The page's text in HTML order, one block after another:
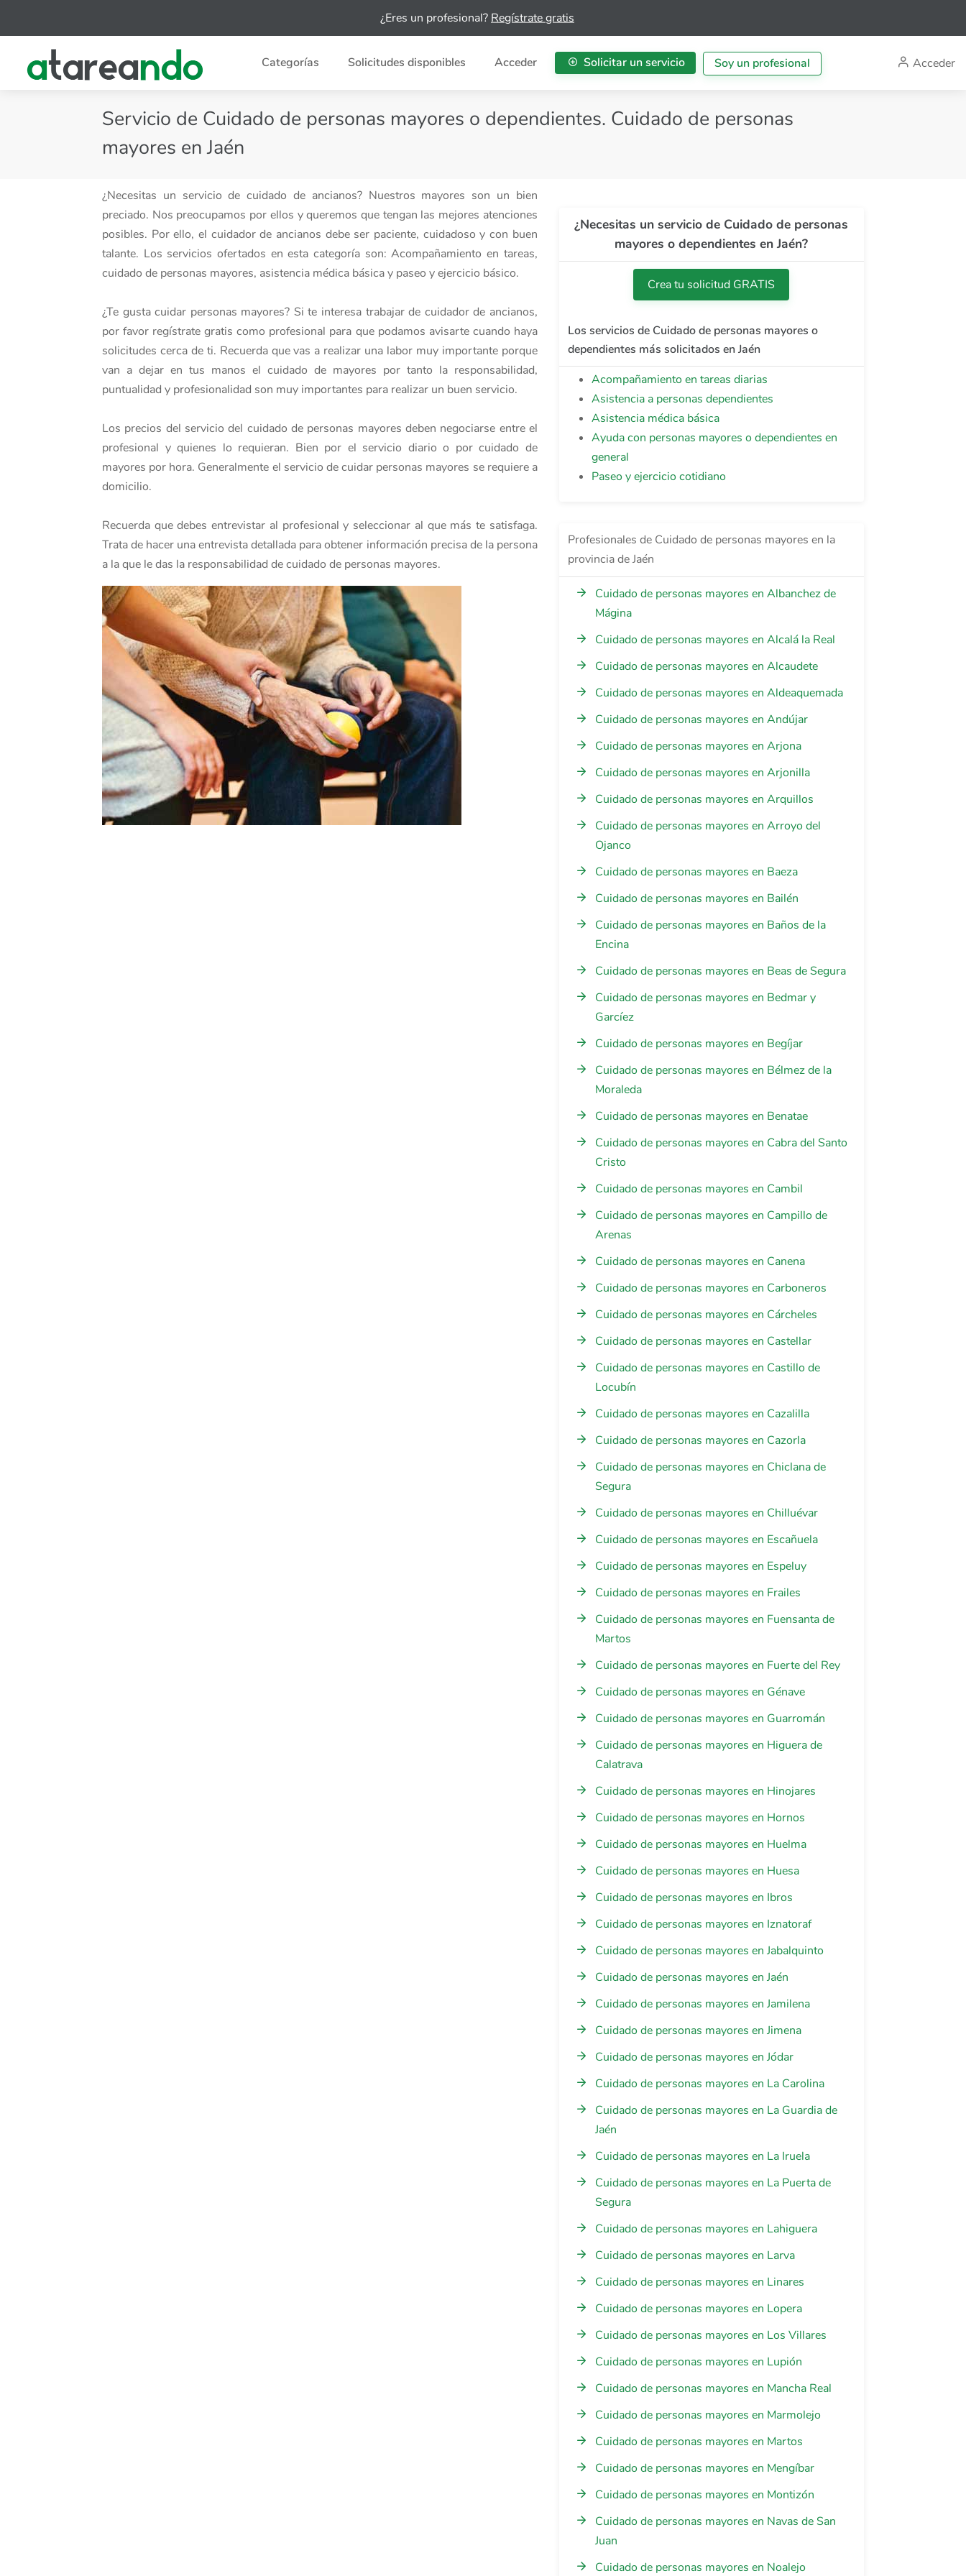
¿Eres un profesional?Regístrate gratis
Categorías Solicitudes disponibles Acceder Solicitar un servicio Soy un profesional Acceder
Servicio de Cuidado de personas mayores o dependientes. Cuidado de personas
mayores en Jaén
¿Necesitas un servicio de cuidado de ancianos? Nuestros mayores son un bien
preciado. Nos preocupamos por ellos y queremos que tengan las mejores atenciones
posibles. Por ello, el cuidador de ancianos debe ser paciente, cuidadoso y con buen
talante. Los servicios ofertados en esta categoría son: Acompañamiento en tareas,
cuidado de personas mayores, asistencia médica básica y paseo y ejercicio básico.
¿Te gusta cuidar personas mayores? Si te interesa trabajar de cuidador de ancianos,
por favor regístrate gratis como profesional para que podamos avisarte cuando haya
solicitudes cerca de ti. Recuerda que vas a realizar una labor muy importante porque
van a dejar en tus manos el cuidado de mayores por tanto la responsabilidad,
puntualidad y profesionalidad son muy importantes para realizar un buen servicio.
Los precios del servicio del cuidado de personas mayores deben negociarse entre el
profesional y quienes lo requieran. Bien por el servicio diario o por cuidado de
mayores por hora. Generalmente el servicio de cuidar personas mayores se requiere a
domicilio.
Recuerda que debes entrevistar al profesional y seleccionar al que más te satisfaga.
Trata de hacer una entrevista detallada para obtener información precisa de la persona
a la que le das la responsabilidad de cuidado de personas mayores.
¿Necesitas un servicio de Cuidado de personas
mayores o dependientes en Jaén?
Crea tu solicitud GRATIS
Los servicios de Cuidado de personas mayores o
dependientes más solicitados en Jaén
Acompañamiento en tareas diarias
Asistencia a personas dependientes
Asistencia médica básica
Ayuda con personas mayores o dependientes en
general
Paseo y ejercicio cotidiano
Profesionales de Cuidado de personas mayores en la
provincia de Jaén
Cuidado de personas mayores en Albanchez de
Mágina
Cuidado de personas mayores en Alcalá la Real
Cuidado de personas mayores en Alcaudete
Cuidado de personas mayores en Aldeaquemada
Cuidado de personas mayores en Andújar
Cuidado de personas mayores en Arjona
Cuidado de personas mayores en Arjonilla
Cuidado de personas mayores en Arquillos
Cuidado de personas mayores en Arroyo del
Ojanco
Cuidado de personas mayores en Baeza
Cuidado de personas mayores en Bailén
Cuidado de personas mayores en Baños de la
Encina
Cuidado de personas mayores en Beas de Segura
Cuidado de personas mayores en Bedmar y
Garcíez
Cuidado de personas mayores en Begíjar
Cuidado de personas mayores en Bélmez de la
Moraleda
Cuidado de personas mayores en Benatae
Cuidado de personas mayores en Cabra del Santo
Cristo
Cuidado de personas mayores en Cambil
Cuidado de personas mayores en Campillo de
Arenas
Cuidado de personas mayores en Canena
Cuidado de personas mayores en Carboneros
Cuidado de personas mayores en Cárcheles
Cuidado de personas mayores en Castellar
Cuidado de personas mayores en Castillo de
Locubín
Cuidado de personas mayores en Cazalilla
Cuidado de personas mayores en Cazorla
Cuidado de personas mayores en Chiclana de
Segura
Cuidado de personas mayores en Chilluévar
Cuidado de personas mayores en Escañuela
Cuidado de personas mayores en Espeluy
Cuidado de personas mayores en Frailes
Cuidado de personas mayores en Fuensanta de
Martos
Cuidado de personas mayores en Fuerte del Rey
Cuidado de personas mayores en Génave
Cuidado de personas mayores en Guarromán
Cuidado de personas mayores en Higuera de
Calatrava
Cuidado de personas mayores en Hinojares
Cuidado de personas mayores en Hornos
Cuidado de personas mayores en Huelma
Cuidado de personas mayores en Huesa
Cuidado de personas mayores en Ibros
Cuidado de personas mayores en Iznatoraf
Cuidado de personas mayores en Jabalquinto
Cuidado de personas mayores en Jaén
Cuidado de personas mayores en Jamilena
Cuidado de personas mayores en Jimena
Cuidado de personas mayores en Jódar
Cuidado de personas mayores en La Carolina
Cuidado de personas mayores en La Guardia de
Jaén
Cuidado de personas mayores en La Iruela
Cuidado de personas mayores en La Puerta de
Segura
Cuidado de personas mayores en Lahiguera
Cuidado de personas mayores en Larva
Cuidado de personas mayores en Linares
Cuidado de personas mayores en Lopera
Cuidado de personas mayores en Los Villares
Cuidado de personas mayores en Lupión
Cuidado de personas mayores en Mancha Real
Cuidado de personas mayores en Marmolejo
Cuidado de personas mayores en Martos
Cuidado de personas mayores en Mengíbar
Cuidado de personas mayores en Montizón
Cuidado de personas mayores en Navas de San
Juan
Cuidado de personas mayores en Noalejo